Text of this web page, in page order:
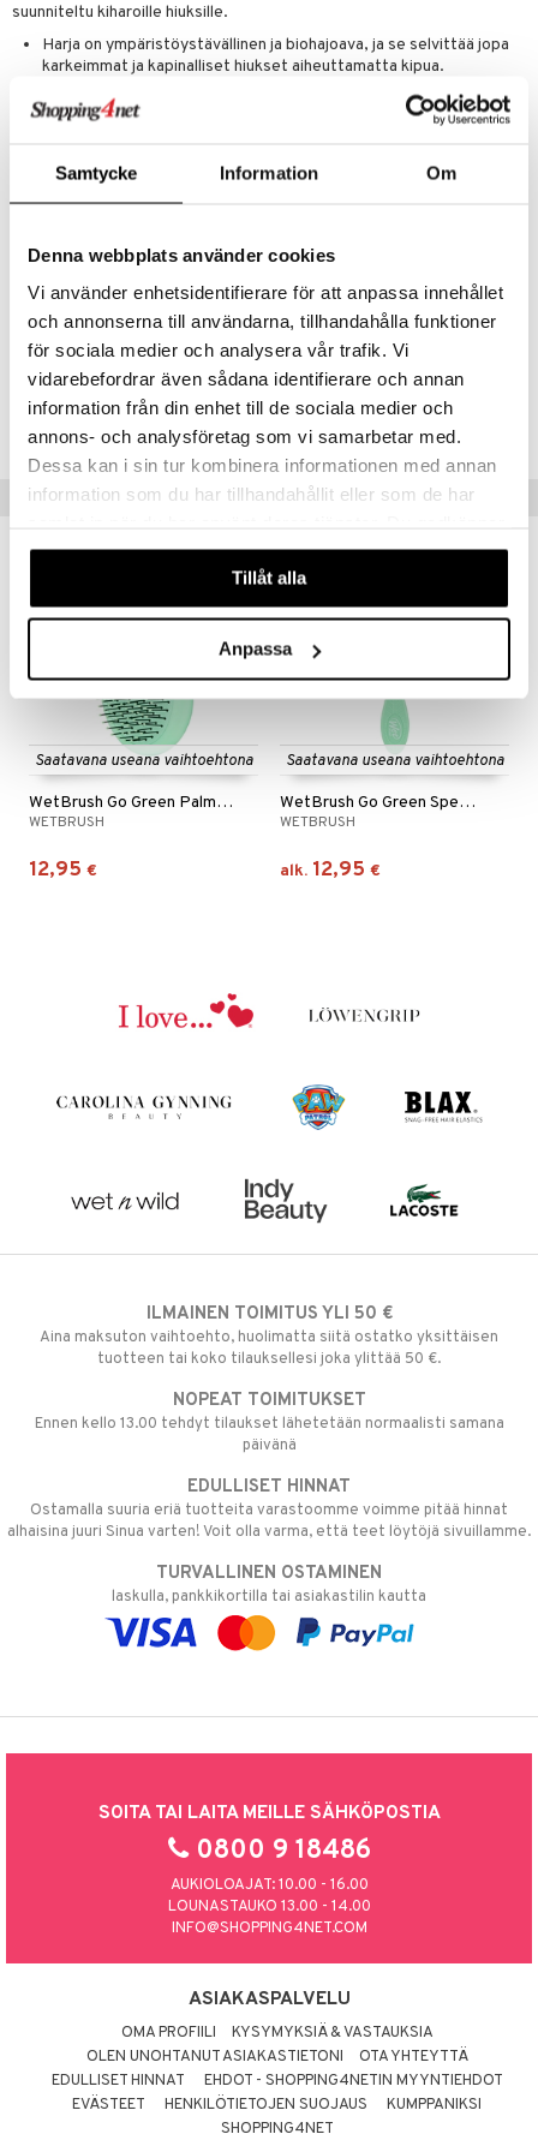
Samtycke Information Om
Denna webbplats använder cookies
Vi använder enhetsidentifierare för att anpassa innehållet
och annonserna till användarna, tillhandahålla funktioner
för sociala medier och analysera vår trafik. Vi
vidarebefordrar även sådana identifierare och annan
information från din enhet till de sociala medier och
annons- och analysföretag som vi samarbetar med.
Dessa kan i sin tur kombinera informationen med annan
information som du har tillhandahållit eller som de har
våra cookies vid fortsatt användande av vår webbplats.
Tillåt alla
Anpassa
suunniteltu kiharoille hiuksille.
Harja on ympäristöystävällinen ja biohajoava, ja se selvittää jopa
karkeimmat ja kapinalliset hiukset aiheuttamatta kipua.
Kädensija on valmistettu biohajoavasta kasvitärkkelyksestä, joka
luonnollisesti hajoaa kaatopaikalla 5 vuoden kuluessa.
jotka liukuvat helposti läpi hiusten poistaen kaikenlaisen
stimuloidakseen verenkiertoa.
Harja sopii kaikille hiuslaaduille, sitä voi käyttää sekä kosteissa
että kuivissa hiuksissa, ja se toimii myös peruukkeihin ja
hiustenpidennyksiin.
Tuotenumero
Vinkkejä sinulle
Saatavana useana vaihtoehtona
WetBrush Go Green Palm Detangler
WETBRUSH
12,95 €
Saatavana useana vaihtoehtona
WetBrush Go Green Speed Dry Brush
WETBRUSH
alk. 12,95 €
3: Kosteutus
ja naamiot
Huulten Hoito
Happy
Happy For Men
Miehille
& Soujaus
& Ihonpuhdistus
ILMAINEN TOIMITUS YLI 50 €
Aina maksuton vaihtoehto, huolimatta siitä ostatko yksittäisen
tuotteen tai koko tilauksellesi joka ylittää 50 €.
NOPEAT TOIMITUKSET
Ennen kello 13.00 tehdyt tilaukset lähetetään normaalisti samana
päivänä
EDULLISET HINNAT
Ostamalla suuria eriä tuotteita varastoomme voimme pitää hinnat
alhaisina juuri Sinua varten! Voit olla varma, että teet löytöjä sivuillamme.
TURVALLINEN OSTAMINEN
laskulla, pankkikortilla tai asiakastilin kautta
SOITA TAI LAITA MEILLE SÄHKÖPOSTIA
0800 9 18486
AUKIOLOAJAT: 10.00 - 16.00
LOUNASTAUKO 13.00 - 14.00
INFO@SHOPPING4NET.COM
ASIAKASPALVELU
OMA PROFIILI
KYSYMYKSIÄ & VASTAUKSIA
OLEN UNOHTANUT ASIAKASTIETONI
OTA YHTEYTTÄ
EDULLISET HINNAT
EHDOT - SHOPPING4NETIN MYYNTIEHDOT
EVÄSTEET
HENKILÖTIETOJEN SUOJAUS
KUMPPANIKSI
SHOPPING4NET